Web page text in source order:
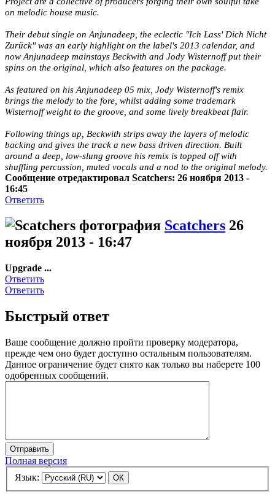
on melodic house music.
Their debut single on Anjunadeep, the eclectic "Ich Lass' Dich Nicht
Zurück" was an early highlight on the label's 2013 calendar, and
now Anjunadeep mainstays Beckwith and Jody Wisternoff put their
spins on the original, which also features on the package.
As featured on his Anjunadeep 05 mix, Jody Wisternoff's remix
brings the melody to the fore, whilst adding some trademark
Wisternoff weight to the groove, and some lively breakbeat flair.
Following things up, Beckwith strips away the layers of melodic
backing and gives the track a new bass driven direction. Built
around a deep, low-slung groove his remix is topped off with
shuffling percussion, muted vocals and a nod to the original melody.
Сообщение отредактировал Scatchers: 26 ноября 2013 -
16:45
Ответить
Scatchers 26
ноября 2013 - 16:47
Upgrade ...
Ответить
Ответить
Быстрый ответ
Ваше сообщение должно пройти проверку модератора,
прежде чем оно будет доступно остальным пользователям.
Данное ограничение будет снято как только вы наберете 100
одобренных сообщений.
Полная версия
Язык: